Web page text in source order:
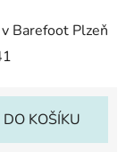
Barefoot Plzeň
DO KOŠÍKU